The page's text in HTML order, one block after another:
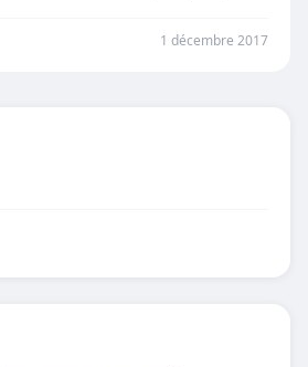
1 décembre 2017